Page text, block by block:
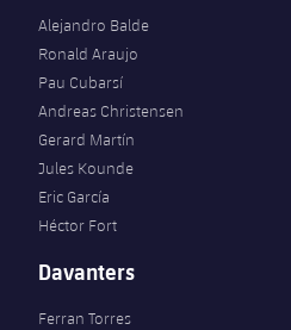
Alejandro Balde
Ronald Araujo
Pau Cubarsí
Andreas Christensen
Gerard Martín
Jules Kounde
Eric García
Héctor Fort
Davanters
Ferran Torres